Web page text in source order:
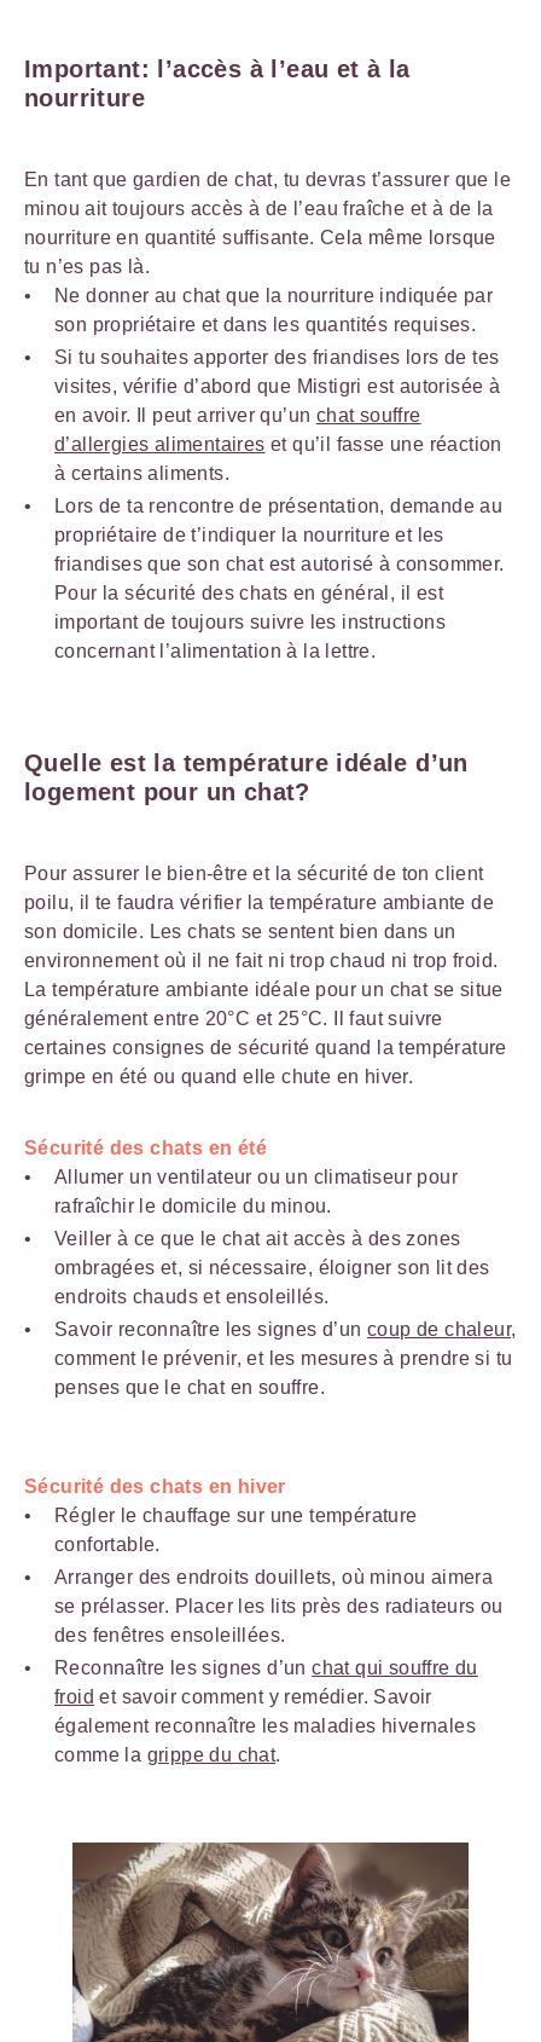
Important: l’accès à l’eau et à la
nourriture
En tant que gardien de chat, tu devras t’assurer que le
minou ait toujours accès à de l’eau fraîche et à de la
nourriture en quantité suffisante. Cela même lorsque
tu n’es pas là.
Ne donner au chat que la nourriture indiquée par
son propriétaire et dans les quantités requises.
Si tu souhaites apporter des friandises lors de tes
visites, vérifie d’abord que Mistigri est autorisée à
en avoir. Il peut arriver qu’un chat souffre
d’allergies alimentaires et qu’il fasse une réaction
à certains aliments.
Lors de ta rencontre de présentation, demande au
propriétaire de t’indiquer la nourriture et les
friandises que son chat est autorisé à consommer.
Pour la sécurité des chats en général, il est
important de toujours suivre les instructions
concernant l’alimentation à la lettre.
Quelle est la température idéale d’un
logement pour un chat?
Pour assurer le bien-être et la sécurité de ton client
poilu, il te faudra vérifier la température ambiante de
son domicile. Les chats se sentent bien dans un
environnement où il ne fait ni trop chaud ni trop froid.
La température ambiante idéale pour un chat se situe
généralement entre 20°C et 25°C. Il faut suivre
certaines consignes de sécurité quand la température
grimpe en été ou quand elle chute en hiver.
Sécurité des chats en été
Allumer un ventilateur ou un climatiseur pour
rafraîchir le domicile du minou.
Veiller à ce que le chat ait accès à des zones
ombragées et, si nécessaire, éloigner son lit des
endroits chauds et ensoleillés.
Savoir reconnaître les signes d’un coup de chaleur,
comment le prévenir, et les mesures à prendre si tu
penses que le chat en souffre.
Sécurité des chats en hiver
Régler le chauffage sur une température
confortable.
Arranger des endroits douillets, où minou aimera
se prélasser. Placer les lits près des radiateurs ou
des fenêtres ensoleillées.
Reconnaître les signes d’unchat qui souffre du
froid et savoir comment y remédier. Savoir
également reconnaître les maladies hivernales
comme la grippe du chat.